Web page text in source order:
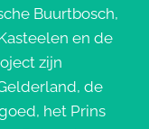
Buurtbosch,
en de
zijn
de
het Prins